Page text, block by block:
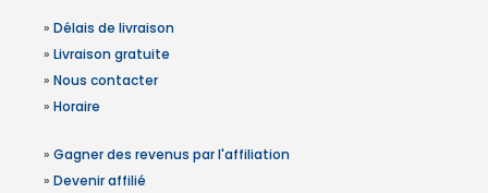
» Délais de livraison
» Livraison gratuite
» Nous contacter
» Horaire
» Gagner des revenus par l'affiliation
» Devenir affilié